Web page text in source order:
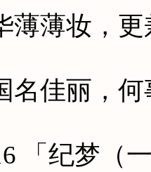
薄妆，更
佳丽，何
纪梦（一